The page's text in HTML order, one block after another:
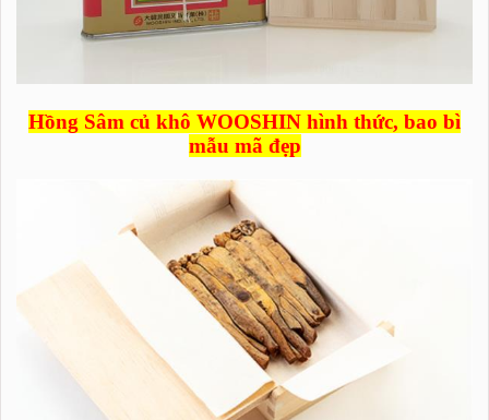
Hồng Sâm củ khô WOOSHIN hình thức, bao bì
mẫu mã đẹp